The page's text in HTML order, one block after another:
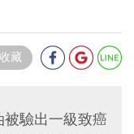
藏
驗出一級致癌